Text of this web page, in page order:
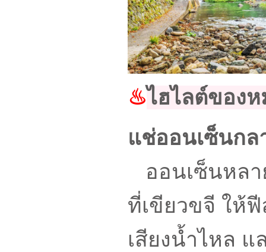
♨ไฮไลต์ของ
แช่ออนเซ็นกล
ออนเซ็นหลา
ที่เขียวขจี ให้
เสียงน้ำไหล